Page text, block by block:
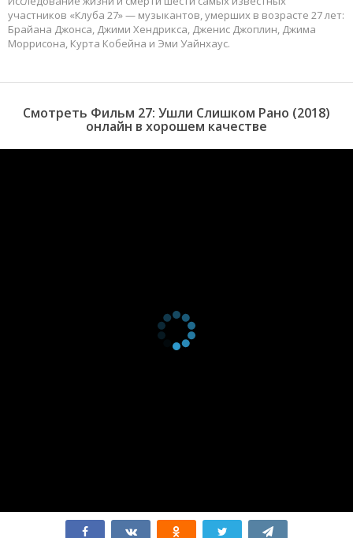
участников «Клуба 27» — музыкантов, умерших в возрасте 27 лет:
Брайана Джонса, Джими Хендрикса, Дженис Джоплин, Джима
Моррисона, Курта Кобейна и Эми Уайнхаус.
Смотреть Фильм 27: Ушли Слишком Рано (2018)
онлайн в хорошем качестве